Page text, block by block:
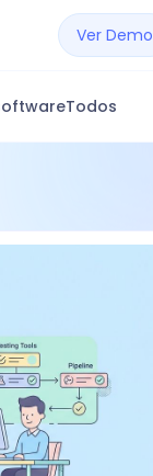
Ver Demo
Todos